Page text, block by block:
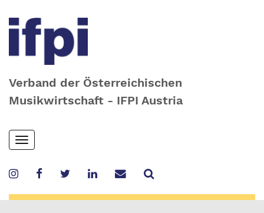
Verband der Österreichischen
Musikwirtschaft - IFPI Austria
Skip
to
content
Toggle
navigation